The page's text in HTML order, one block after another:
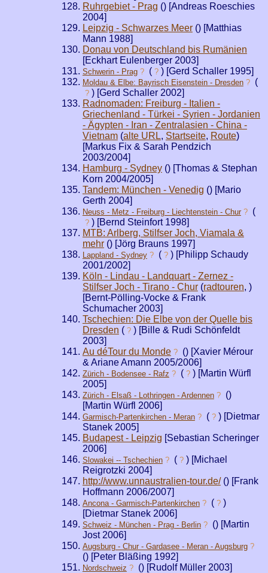
Ruhrgebiet - Prag () [Andreas Roeschies
2004]
Leipzig - Schwarzes Meer() [Matthias
Mann 1988]
Donau von Deutschland bis Rumänien
[Eckhart Eulenberger 2003]
Schwerin - Prag? (? ) [Gerd Schaller 1995]
Moldau & Elbe: Bayrisch Eisenstein - Dresden? (
? ) [Gerd Schaller 2002]
Radnomaden: Freiburg - Italien -
Griechenland - Türkei - Syrien - Jordanien
- Ägypten - Iran - Zentralasien - China -
Vietnam(alte URL, Startseite, Route)
[Markus Fix & Sarah Pendzich
2003/2004]
Hamburg - Sydney() [Thomas & Stephan
Korn 2004/2005]
Tandem: München - Venedig () [Mario
Gerth 2004]
Neuss - Metz - Freiburg - Liechtenstein - Chur? (
? ) [Bernd Steinfort 1998]
MTB: Arlberg, Stilfser Joch, Viamala &
mehr() [Jörg Brauns 1997]
Lappland - Sydney? (? ) [Philipp Schaudy
2001/2002]
Köln - Lindau - Landquart - Zernez -
Stilfser Joch - Tirano - Chur(radtouren, )
[Bernt-Pölling-Vocke & Frank
Schumacher 2003]
Tschechien: Die Elbe von der Quelle bis
Dresden (? ) [Bille & Rudi Schönfeldt
2003]
Au déTour du Monde? () [Xavier Mérour
& Ariane Amann 2005/2006]
Zürich - Bodensee - Rafz ? (? ) [Martin Würfl
2005]
Zürich - Elsaß - Lothringen - Ardennen? ()
[Martin Würfl 2006]
Garmisch-Partenkirchen - Meran? (? ) [Dietmar
Stanek 2005]
Budapest - Leipzig [Sebastian Scheringer
2006]
Slowakei -- Tschechien? (? ) [Michael
Reigrotzki 2004]
http://www.unnaustralien-tour.de/() [Frank
Hoffmann 2006/2007]
Ancona - Garmisch-Partenkirchen? (? )
[Dietmar Stanek 2006]
Schweiz - München - Prag - Berlin? () [Martin
Jost 2006]
Augsburg - Chur - Gardasee - Meran - Augsburg?
() [Peter Bläßing 1992]
Nordschweiz ? () [Rudolf Müller 2003]